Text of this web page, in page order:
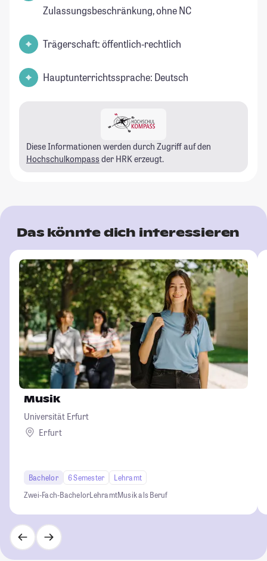
Zulassungsbeschränkung, ohne NC
Trägerschaft: öffentlich-rechtlich
Hauptunterrichtssprache: Deutsch
Diese Informationen werden durch Zugriff auf den
Hochschulkompass der HRK erzeugt.
Das könnte dich interessieren
Musik
Universität Erfurt
Erfurt
Bachelor 6 Semester
Lehramt
Zwei-Fach-BachelorLehramtMusik als Beruf